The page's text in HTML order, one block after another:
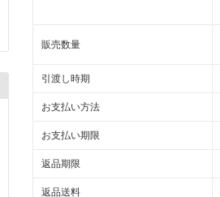
販売数量
引渡し時期
お支払い方法
お支払い期限
返品期限
返品送料